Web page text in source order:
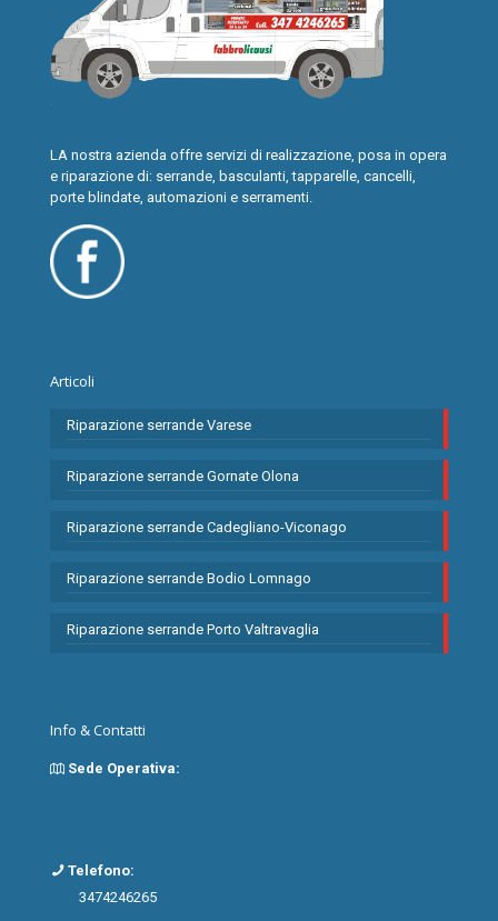
LA nostra azienda offre servizi di realizzazione, posa in opera
e riparazione di: serrande, basculanti, tapparelle, cancelli,
porte blindate, automazioni e serramenti.
Articoli
Riparazione serrande Varese
Riparazione serrande Gornate Olona
Riparazione serrande Cadegliano-Viconago
Riparazione serrande Bodio Lomnago
Riparazione serrande Porto Valtravaglia
Info & Contatti
Sede Operativa:
Telefono:
3474246265